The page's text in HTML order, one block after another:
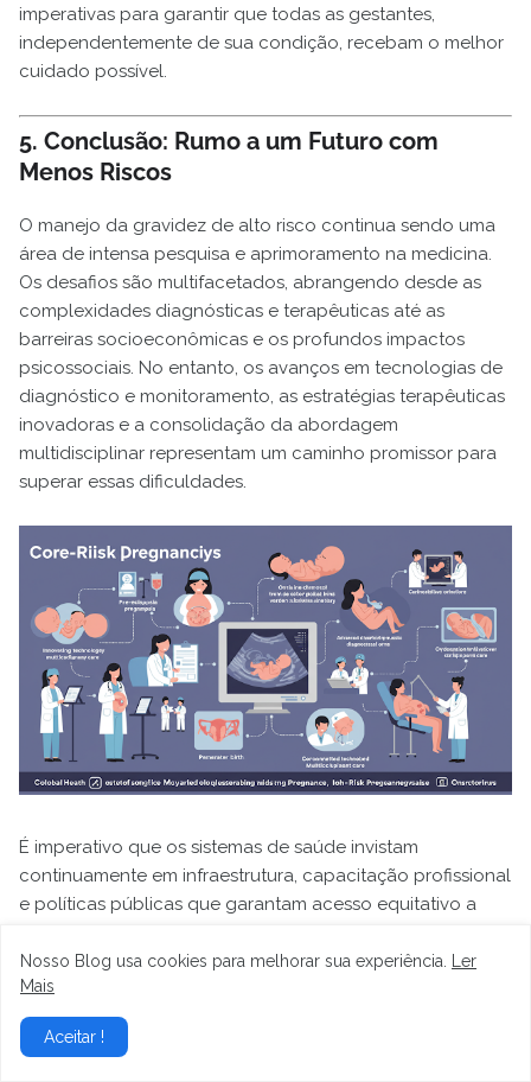
imperativas para garantir que todas as gestantes,
independentemente de sua condição, recebam o melhor
cuidado possível.
5. Conclusão: Rumo a um Futuro com
Menos Riscos
O manejo da gravidez de alto risco continua sendo uma
área de intensa pesquisa e aprimoramento na medicina.
Os desafios são multifacetados, abrangendo desde as
complexidades diagnósticas e terapêuticas até as
barreiras socioeconômicas e os profundos impactos
psicossociais. No entanto, os avanços em tecnologias de
diagnóstico e monitoramento, as estratégias terapêuticas
inovadoras e a consolidação da abordagem
multidisciplinar representam um caminho promissor para
superar essas dificuldades.
É imperativo que os sistemas de saúde invistam
continuamente em infraestrutura, capacitação profissional
e políticas públicas que garantam acesso equitativo a
aplicação de novas tecnologias, como a inteligência
artificial, têm o potencial de transformar ainda mais a
maneira como identificamos, monitoramos e tratamos
gestantes de alto risco. Ao priorizar uma abordagem
Nosso Blog usa cookies para melhorar sua experiência.
Ler
Mais
Aceitar !